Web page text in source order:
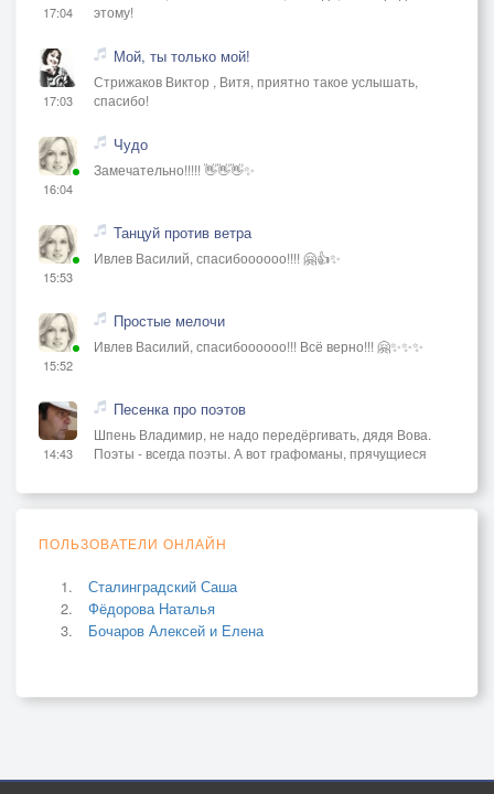
17:04
этому!
17:03
Мой, ты только мой!
Стрижаков Виктор , Витя, приятно такое услышать,
спасибо!
16:04
Чудо
Замечательно!!!!! 👋👋👋✨
15:53
Танцуй против ветра
Ивлев Василий, спасибоооооо!!!! 🤗👍✨
15:52
Простые мелочи
Ивлев Василий, спасибоооооо!!! Всё верно!!! 🤗✨✨✨
14:43
Песенка про поэтов
Шпень Владимир, не надо передёргивать, дядя Вова.
Поэты - всегда поэты. А вот графоманы, прячущиеся
ПОЛЬЗОВАТЕЛИ ОНЛАЙН
Сталинградский Саша
Фёдорова Наталья
Бочаров Алексей и Елена